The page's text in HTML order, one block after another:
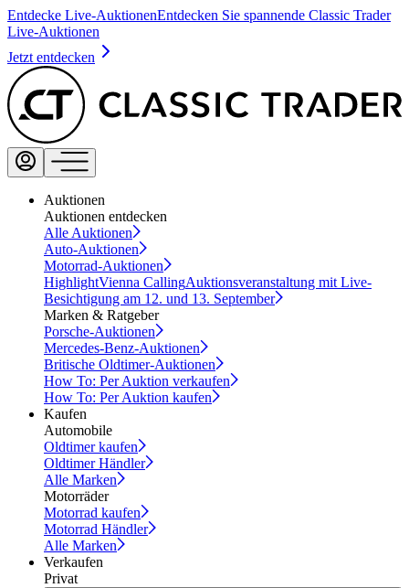
Entdecke Live-AuktionenEntdecken Sie spannende Classic Trader
Live-Auktionen
Jetzt entdecken
Auktionen
Auktionen entdecken
Alle Auktionen
Auto-Auktionen
Motorrad-Auktionen
HighlightVienna CallingAuktionsveranstaltung mit Live-
Besichtigung am 12. und 13. September
Marken & Ratgeber
Porsche-Auktionen
Mercedes-Benz-Auktionen
Britische Oldtimer-Auktionen
How To: Per Auktion verkaufen
How To: Per Auktion kaufen
Kaufen
Automobile
Oldtimer kaufen
Oldtimer Händler
Alle Marken
Motorräder
Motorrad kaufen
Motorrad Händler
Alle Marken
Verkaufen
Privat